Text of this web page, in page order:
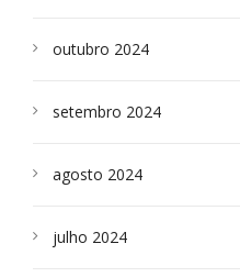
outubro 2024
setembro 2024
agosto 2024
julho 2024